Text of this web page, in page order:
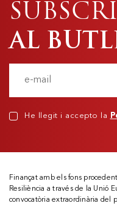
AL
He llegit i accepto la
Finançat amb els fons
Resiliència a través de la Unió
convocatòria extraordinària del